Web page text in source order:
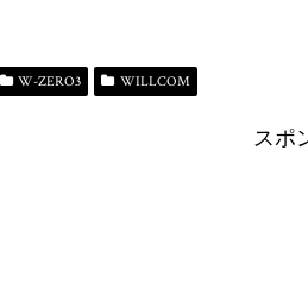
y does Li
W-ZERO3 WILLCOM
スポ